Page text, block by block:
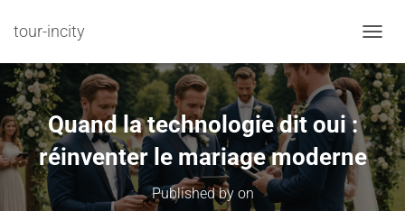
tour-incity
Quand la technologie dit oui :
réinventer le mariage moderne
Published by on